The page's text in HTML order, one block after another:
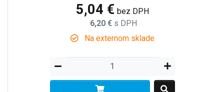
5,04 € bez DPH
6,20 € s DPH
Na externom sklade